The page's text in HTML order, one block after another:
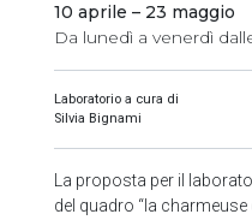
10 aprile – 23 maggio
Da lunedì a venerdì
Laboratorio a cura di
Silvia Bignami
La proposta per il
del quadro “la